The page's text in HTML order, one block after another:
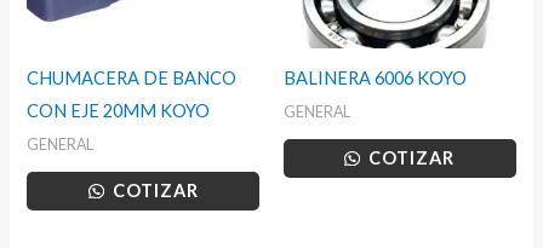
CHUMACERA DE BANCO
CON EJE 20MM KOYO
GENERAL
COTIZAR
BALINERA 6006 KOYO
GENERAL
COTIZAR